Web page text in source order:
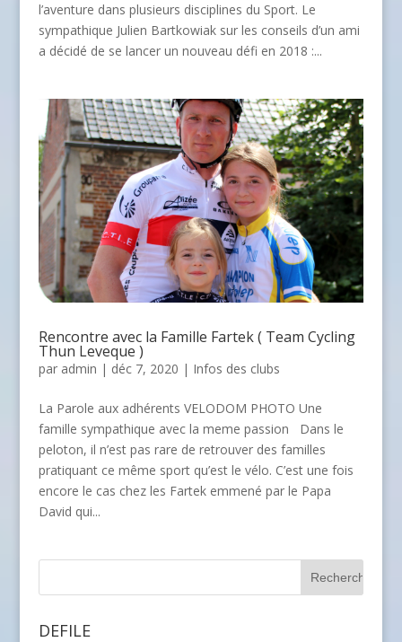
l’aventure dans plusieurs disciplines du Sport. Le
sympathique Julien Bartkowiak sur les conseils d’un ami
a décidé de se lancer un nouveau défi en 2018 :...
Rencontre avec la Famille Fartek ( Team Cycling
Thun Leveque )
par admin | déc 7, 2020 | Infos des clubs
La Parole aux adhérents VELODOM PHOTO Une
famille sympathique avec la meme passion Dans le
peloton, il n’est pas rare de retrouver des familles
pratiquant ce même sport qu’est le vélo. C’est une fois
encore le cas chez les Fartek emmené par le Papa
David qui...
DEFILE